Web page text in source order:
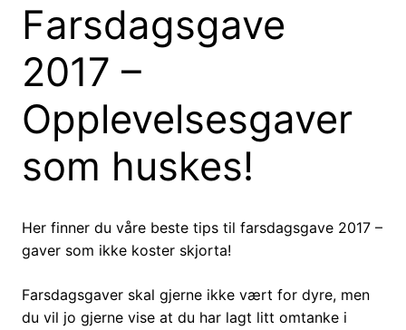
Farsdagsgave
2017 –
Opplevelsesgaver
som huskes!
Her finner du våre beste tips til farsdagsgave 2017 –
gaver som ikke koster skjorta!
Farsdagsgaver skal gjerne ikke vært for dyre, men
du vil jo gjerne vise at du har lagt litt omtanke i